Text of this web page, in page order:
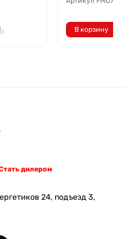
на больших площадях и
нахлестов без
ширине: ± 5%
м
100 м2
мкм
толщине: ± 5%
пара Sd: >80 м
В корзину
дилером
24, подъезд 3,